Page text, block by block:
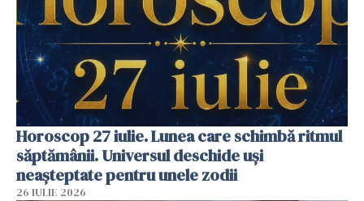
Horoscop 27 iulie. Lunea care schimbă ritmul
săptămânii. Universul deschide uși
neașteptate pentru unele zodii
26 IULIE 2026